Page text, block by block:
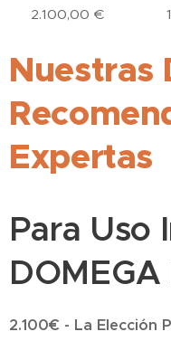
2.100,00 €
Nuestras
Expertas
Para Uso
2.100€ - La Elección